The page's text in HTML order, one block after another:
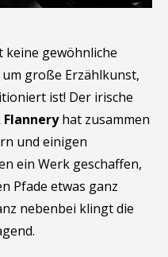
keine gewöhnliche
große Erzählkunst,
ist! Der irische
Flanneryhat zusammen
und einigen
ein Werk geschaffen,
Pfade etwas ganz
nebenbei klingt die